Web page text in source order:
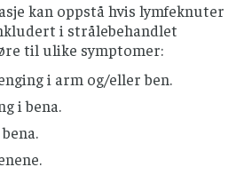
kan oppstå hvis lymfeknuter
i strålebehandlet
til ulike symptomer:
i arm og/eller ben.
i bena.